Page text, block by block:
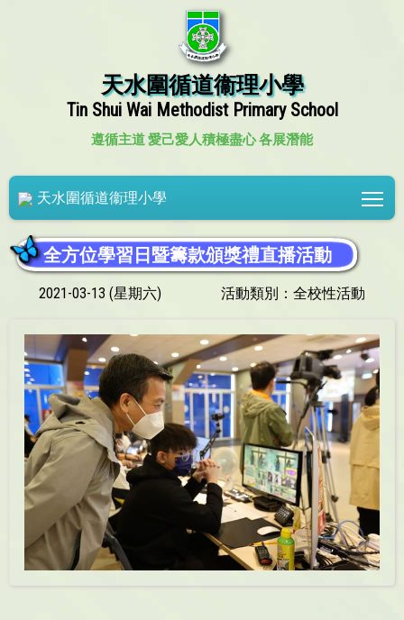
天水圍循道衞理小學
Tin Shui Wai Methodist Primary School
遵循主道 愛己愛人積極盡心 各展潛能
天水圍循道衞理小學
全方位學習日暨籌款頒獎禮直播活動
2021-03-13 (星期六) 活動類別：全校性活動